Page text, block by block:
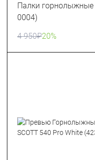
Палки горнолыжные
0004)
4 950₽20%